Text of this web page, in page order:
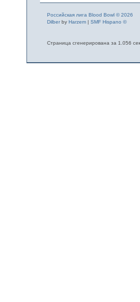
Российская лига Blood Bowl © 2026
Dilberby Harzem| SMF Hispano ©
Страница сгенерирована за 1.056